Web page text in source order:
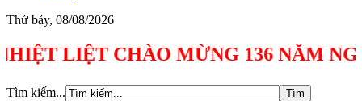
Thứ bảy, 08/08/2026
LIỆT CHÀO MỪNG 136 NĂM NGÀY
Tìm kiếm...